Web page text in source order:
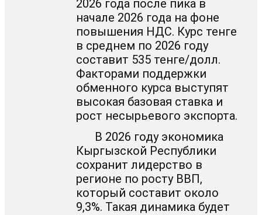
2026 года после пика в
начале 2026 года на фоне
повышения НДС. Курс тенге
в среднем по 2026 году
составит 535 тенге/долл.
Факторами поддержки
обменного курса выступят
высокая базовая ставка и
рост несырьевого экспорта.
В 2026 году экономика
Кыргызской Республики
сохранит лидерство в
регионе по росту ВВП,
который составит около
9,3%. Такая динамика будет